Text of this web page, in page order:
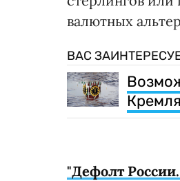
валютных
ВАС
"Дефолт